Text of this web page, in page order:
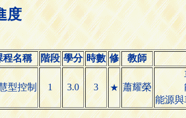
度
程名稱 階段 學分 時數 修 教師
型控制 1 3.0 3 ★ 蕭耀榮
能源